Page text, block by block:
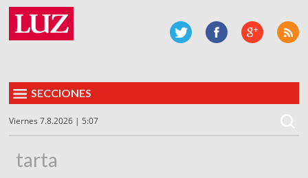
SECCIONES
Viernes 7.8.2026 | 5:07
tarta